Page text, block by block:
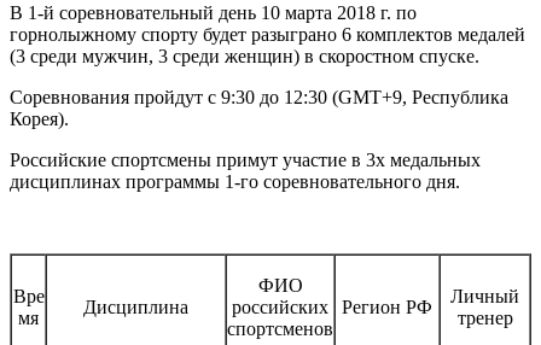
В 1-й соревновательный день 10 марта 2018 г. по
горнолыжному спорту будет разыграно 6 комплектов медалей
(3 среди мужчин, 3 среди женщин) в скоростном спуске.
Соревнования пройдут с 9:30 до 12:30 (GMT+9, Республика
Корея).
Российские спортсмены примут участие в 3х медальных
дисциплинах программы 1-го соревновательного дня.
Вре
мя
Дисциплина
ФИО
российских
спортсменов
Регион РФ
Личный
тренер